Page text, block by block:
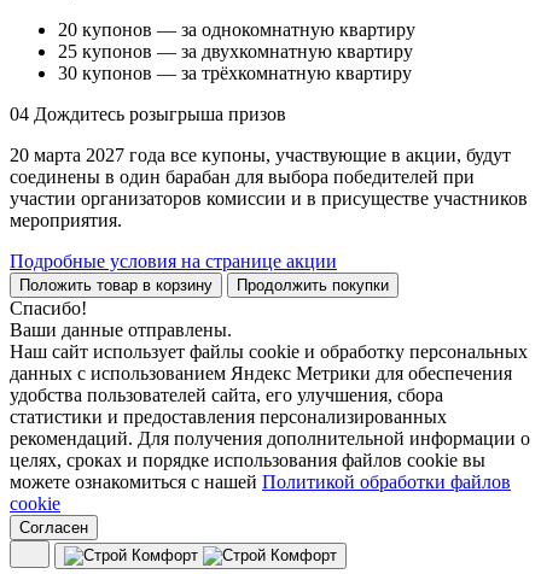
20 купонов — за однокомнатную квартиру
25 купонов — за двухкомнатную квартиру
30 купонов — за трёхкомнатную квартиру
04 Дождитесь розыгрыша призов
20 марта 2027 года все купоны, участвующие в акции, будут
соединены в один барабан для выбора победителей при
участии организаторов комиссии и в присуществе участников
мероприятия.
Подробные условия на странице акции
Положить товар в корзину Продолжить покупки
Спасибо!
Ваши данные отправлены.
Наш сайт использует файлы cookie и обработку персональных
данных с использованием Яндекс Метрики для обеспечения
удобства пользователей сайта, его улучшения, сбора
статистики и предоставления персонализированных
рекомендаций. Для получения дополнительной информации о
целях, сроках и порядке использования файлов cookie вы
можете ознакомиться с нашей Политикой обработки файлов
cookie
Согласен